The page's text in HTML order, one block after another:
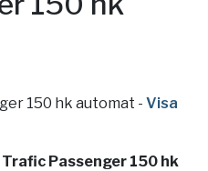
150 hk automat - Visa
Passenger 150 hk